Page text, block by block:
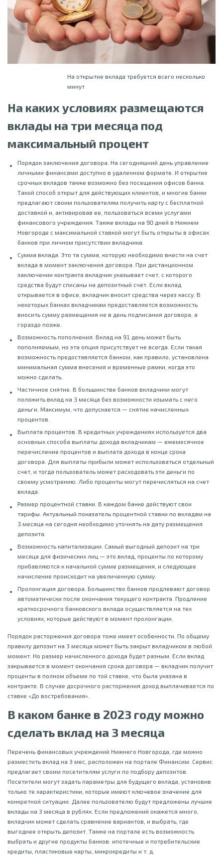
На открытие вклада требуется всего несколько
минут
На каких условиях размещаются
вклады на три месяца под
максимальный процент
Порядок заключения договора. На сегодняшний день управление
личными финансами доступно в удаленном формате. И открытие
срочных вкладов также возможно без посещения офисов банка.
Такой способ открыт для действующих клиентов, и многие банки
предлагают своим пользователям получить карту с бесплатной
доставкой и, активировав ее, пользоваться всеми услугами
финансового учреждения. Также вклады на 90 дней в Нижнем
Новгороде с максимальной ставкой могут быть открыты в офисах
банков при личном присутствии вкладчика.
Сумма вклада. Это та сумма, которую необходимо внести на счет
вклада в момент заключения договора. При дистанционном
заключении контракта вкладчик указывает счет, с которого
средства будут списаны на депозитный счет. Если вклад
открывается в офисе, вкладчик вносит средства через кассу. В
некоторых банках вкладчикам предоставляется возможность
вносить сумму размещения не в день подписания договора, а
гораздо позже.
Возможность пополнения. Вклад на 91 день может быть
пополняемым, но эта опция присутствует не всегда. Если такая
возможность предоставляется банком, как правило, установлена
минимальная сумма внесения и временные рамки, когда это
можно сделать.
Частичное снятие. В большинстве банков вкладчики могут
положить вклад на 3 месяца без возможности изымать с него
деньги. Максимум, что допускается — снятие начисленных
процентов.
Выплата процентов. В кредитных учреждениях используется два
основных способа выплаты дохода вкладчикам — ежемесячное
перечисление процентов и выплата дохода в конце срока
договора. Для выплаты прибыли может использоваться отдельный
счет, и тогда пользователь может расходовать эти деньги по
своему усмотрению. Либо проценты могут перечисляться на счет
вклада.
Размер процентной ставки. В каждом банке действуют свои
тарифы. Актуальный показатель процентной ставки по вкладам на
3 месяца на сегодня необходимо уточнять на дату размещения
депозита.
Возможность капитализации. Самый выгодный депозит на три
месяца для физических лиц — это вклад, проценты по которому
прибавляются к начальной сумме размещения, и следующее
начисление происходит на увеличенную сумму.
Пролонгация договора. Большинство банков продлевают договор
автоматически после окончания текущего контракта. Продление
краткосрочного банковского вклада осуществляется на тех
условиях, которые действуют в момент пролонгации.
Порядок расторжения договора тоже имеет особенности. По общему
правилу депозит на 3 месяца может быть закрыт вкладчиком в любой
момент. Но размер начисленного дохода будет разным. Если вклад
закрывается в момент окончания срока договора — вкладчик получит
проценты в полном объеме по той ставке, что была указана в
контракте. В случае досрочного расторжения доход выплачивается по
ставке «До востребования».
В каком банке в 2023 году можно
сделать вклад на 3 месяца
Перечень финансовых учреждений Нижнего Новгорода, где можно
разместить вклад на 3 мес, расположен на портале Финансим. Сервис
предлагает своим посетителям услуги по подбору депозитов.
Посетители могут задать параметры для будущего вклада, установив
только те характеристики, которые имеют ключевое значение для
конкретной ситуации. Далее пользователю будут предложены лучшие
вклады на 3 месяца в рублях. Если предложений окажется много,
вкладчик может сделать сравнение вариантов, и выбрать, где
выгоднее открыть депозит. Также на портале есть возможность
выбрать и другие продукты банков: ипотечные и потребительские
кредиты, пластиковые карты, микрокредиты и т. д.